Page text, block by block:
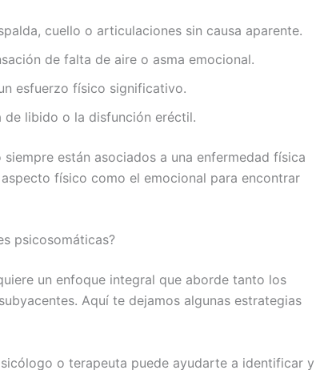
cuello o articulaciones sin causa aparente.
de falta de aire o asma emocional.
esfuerzo físico significativo.
de libido o la disfunción eréctil.
están asociados a una enfermedad física
físico como el emocional para encontrar
psicosomáticas?
un enfoque integral que aborde tanto los
Aquí te dejamos algunas estrategias
o terapeuta puede ayudarte a identificar y